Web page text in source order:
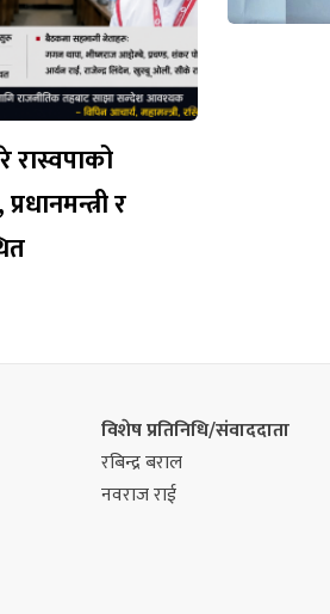
रास्वपाको
र
विशेष प्रतिनिधि/संवाददाता
रबिन्द्र बराल
नवराज राई